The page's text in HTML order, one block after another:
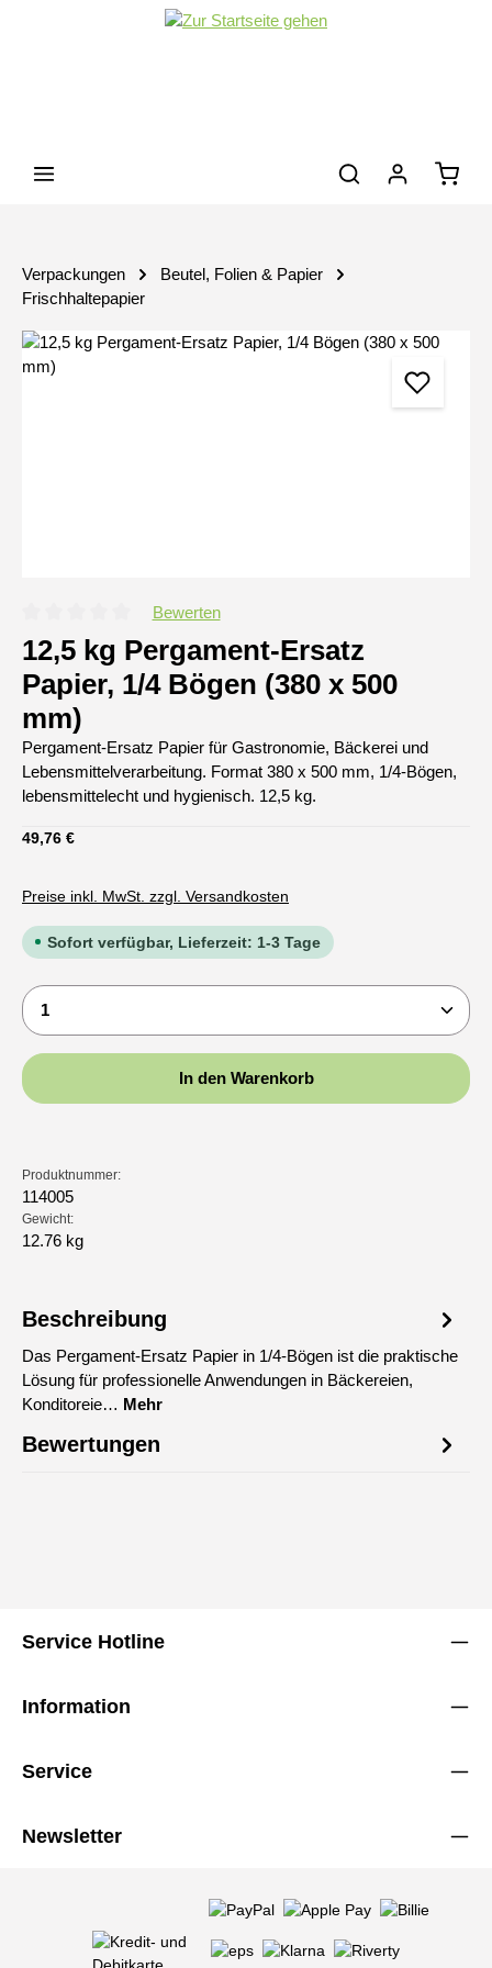
Zum Hauptinhalt springen
Verpackungen
Beutel, Folien & Papier
Frischhaltepapier
Bildergalerie überspringen
Bewerten
12,5 kg Pergament-Ersatz
Papier, 1/4 Bögen (380 x 500
mm)
Pergament-Ersatz Papier für Gastronomie, Bäckerei und
Lebensmittelverarbeitung. Format 380 x 500 mm, 1/4-Bögen,
lebensmittelecht und hygienisch. 12,5 kg.
Regulärer Preis:
49,76 €
Preise inkl. MwSt. zzgl. Versandkosten
Sofort verfügbar, Lieferzeit: 1-3 Tage
Produkt Anzahl: Gib den gewünschten Wert ein
In den Warenkorb
Produktnummer:
114005
Gewicht:
12.76 kg
Beschreibung
Das Pergament-Ersatz Papier in 1/4-Bögen ist die praktische
Lösung für professionelle Anwendungen in Bäckereien,
Konditoreie… Mehr
Bewertungen
Service Hotline
Information
Service
Newsletter